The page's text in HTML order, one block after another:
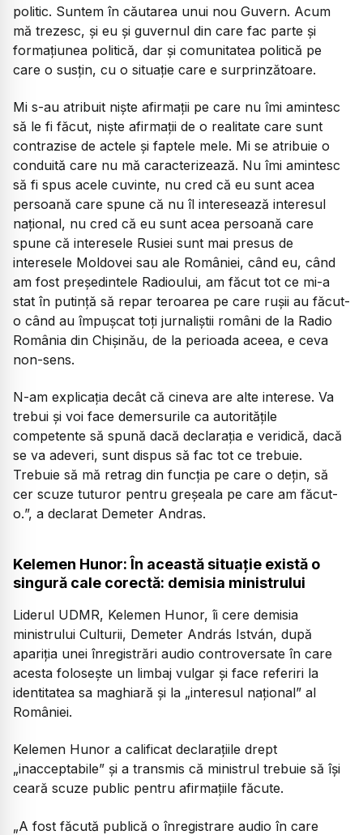
politic. Suntem în căutarea unui nou Guvern. Acum
mă trezesc, și eu și guvernul din care fac parte și
formațiunea politică, dar și comunitatea politică pe
care o susțin, cu o situație care e surprinzătoare.
Mi s-au atribuit niște afirmații pe care nu îmi amintesc
să le fi făcut, niște afirmații de o realitate care sunt
contrazise de actele și faptele mele. Mi se atribuie o
conduită care nu mă caracterizează. Nu îmi amintesc
să fi spus acele cuvinte, nu cred că eu sunt acea
persoană care spune că nu îl interesează interesul
național, nu cred că eu sunt acea persoană care
spune că interesele Rusiei sunt mai presus de
interesele Moldovei sau ale României, când eu, când
am fost președintele Radioului, am făcut tot ce mi-a
stat în putință să repar teroarea pe care rușii au făcut-
o când au împușcat toți jurnaliștii români de la Radio
România din Chișinău, de la perioada aceea, e ceva
non-sens.
N-am explicația decât că cineva are alte interese. Va
trebui și voi face demersurile ca autoritățile
competente să spună dacă declarația e veridică, dacă
se va adeveri, sunt dispus să fac tot ce trebuie.
Trebuie să mă retrag din funcția pe care o dețin, să
cer scuze tuturor pentru greșeala pe care am făcut-
o.”, a declarat Demeter Andras.
Kelemen Hunor: În această situație există o
singură cale corectă: demisia ministrului
Liderul UDMR, Kelemen Hunor, îi cere demisia
ministrului Culturii, Demeter András István, după
apariția unei înregistrări audio controversate în care
acesta folosește un limbaj vulgar și face referiri la
identitatea sa maghiară și la „interesul național” al
României.
Kelemen Hunor a calificat declarațiile drept
„inacceptabile” și a transmis că ministrul trebuie să își
ceară scuze public pentru afirmațiile făcute.
„A fost făcută publică o înregistrare audio în care